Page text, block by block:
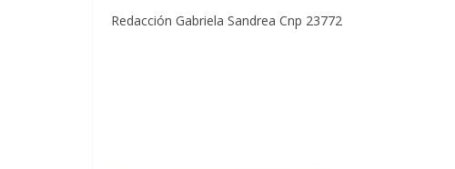
Redacción Gabriela Sandrea Cnp 23772